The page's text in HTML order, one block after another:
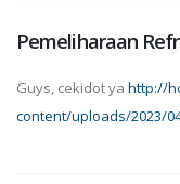
Pemeliharaan
Guys, cekidot ya http://
content/uploads/2023/